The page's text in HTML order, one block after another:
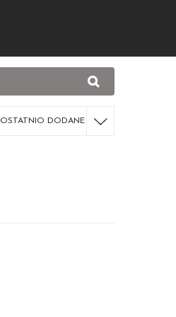
OSTATNIO DODANE